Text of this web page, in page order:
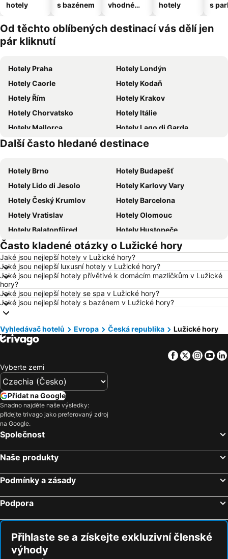
hotely
s bazénem
vhodné
domácí
zvířata
hotely
s
Od těchto oblíbených destinací vás dělí jen
pár kliknutí
Hotely Praha
Hotely Londýn
Hotely Caorle
Hotely Kodaň
Hotely Řím
Hotely Krakov
Hotely Chorvatsko
Hotely Itálie
Hotely Mallorca
Hotely Lago di Garda
Hotely Česká republika
Hotely Vysočina
Další často hledané destinace
Hotely Brno
Hotely Budapešť
Hotely Lido di Jesolo
Hotely Karlovy Vary
Hotely Český Krumlov
Hotely Barcelona
Hotely Vratislav
Hotely Olomouc
Hotely Balatonfüred
Hotely Hustopeče
Hotely Vídeň
Hotely Hurghada
Hotely Bratislava
Hotely Kolobrzeg
Hotely Třeboň
Hotely Málaga
Hotely Amsterdam
Hotely Ostrava
Hotely Lignano Sabbiadoro
Hotely Istrie
Hotely Kréta
Hotely Tunisko
Hotely Rakousko
Hotely Slovinsko
Hotely Jeseníky
Hotely Korfu
Hotely Krkonoše
Hotely Jihočeský kraj
Hotely Rhodos
Hotely Kypr
Často kladené otázky o Lužické hory
Jaké jsou nejlepší hotely v Lužické hory?
Jaké jsou nejlepší luxusní hotely v Lužické hory?
Jaké jsou nejlepší hotely přívětivé k domácím mazlíčkům v Lužické
hory?
Jaké jsou nejlepší hotely se spa v Lužické hory?
Jaké jsou nejlepší hotely s bazénem v Lužické hory?
Vyhledávač hotelů Evropa Česká republika Lužické hory
Facebook
Twitter
Vyberte zemi
Přidat na Google
Snadno najděte naše výsledky:
přidejte trivago jako preferovaný zdroj
na Google.
Společnost
Naše produkty
Podmínky a zásady
Podpora
Přihlaste se a získejte exkluzivní členské
výhody